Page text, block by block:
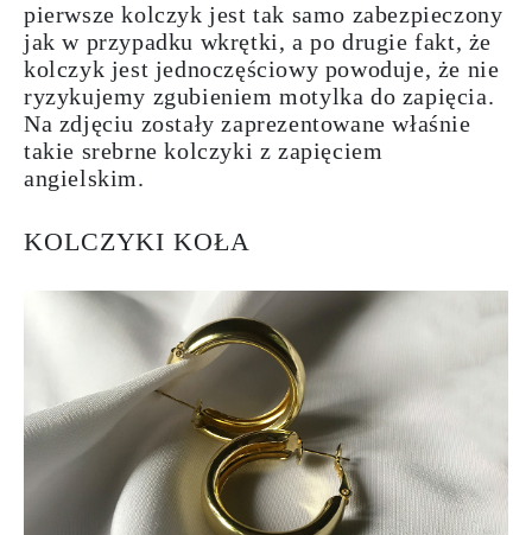
pierwsze kolczyk jest tak samo zabezpieczony
jak w przypadku wkrętki, a po drugie fakt, że
kolczyk jest jednoczęściowy powoduje, że nie
ryzykujemy zgubieniem motylka do zapięcia.
Na zdjęciu zostały zaprezentowane właśnie
takie srebrne kolczyki z zapięciem
angielskim.
KOLCZYKI KOŁA